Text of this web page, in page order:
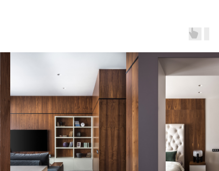
© 4elems.ru, 2025г.,
ИП СТАШИНА-КОВАЛЬ О. Б.
ИНН 890400651077
Политика обработки
персональных данных